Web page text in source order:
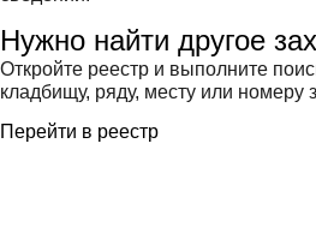
Нужно найти другое
Откройте реестр и выполните
кладбищу, ряду, месту или номеру
Перейти в реестр